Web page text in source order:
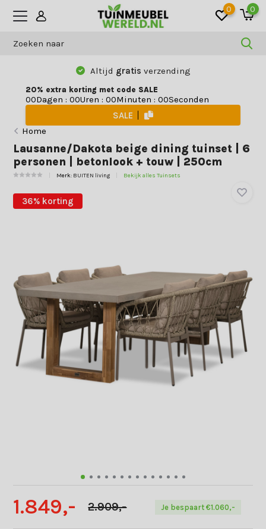
0 0
Altijd gratis verzending
20% extra korting met code SALE
00Dagen : 00Uren : 00Minuten : 00Seconden
SALE
Home
Lausanne/Dakota beige dining tuinset | 6
personen | betonlook + touw | 250cm
Merk: BUITEN living Bekijk alles Tuinsets
36% korting
1.849,- 2.909,- Je bespaart €1.060,-